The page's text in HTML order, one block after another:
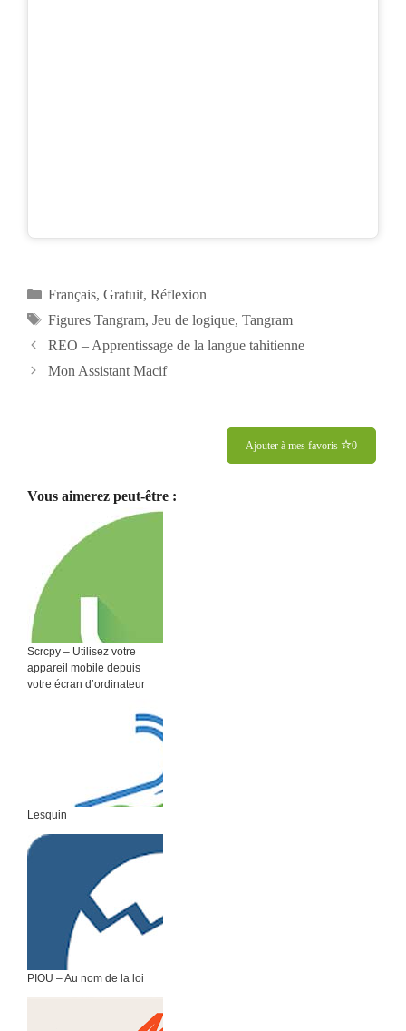
Catégories
Français, Gratuit, Réflexion
Étiquettes
Figures Tangram, Jeu de logique, Tangram
Navigation
des
REO – Apprentissage de la langue tahitienne
Mon Assistant Macif
Ajouter à mes favoris 0
Vous aimerez peut-être :
Scrcpy – Utilisez votre
appareil mobile depuis
votre écran d’ordinateur
Lesquin
PIOU – Au nom de la loi